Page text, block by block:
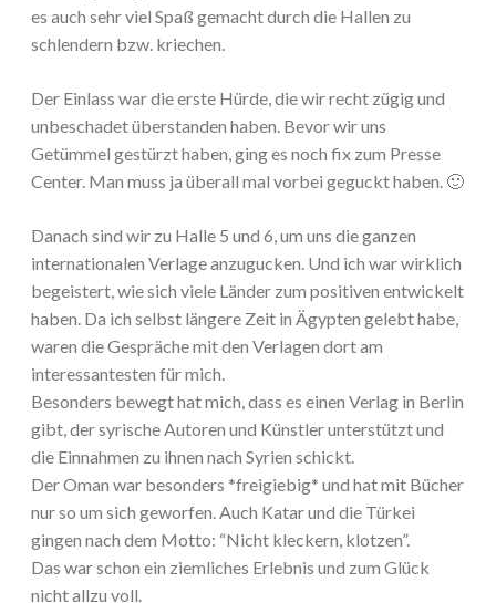
es auch sehr viel Spaß gemacht durch die Hallen zu
schlendern bzw. kriechen.
Der Einlass war die erste Hürde, die wir recht zügig und
unbeschadet überstanden haben. Bevor wir uns
Getümmel gestürzt haben, ging es noch fix zum Presse
Center. Man muss ja überall mal vorbei geguckt haben. 🙂
Danach sind wir zu Halle 5 und 6, um uns die ganzen
internationalen Verlage anzugucken. Und ich war wirklich
begeistert, wie sich viele Länder zum positiven entwickelt
haben. Da ich selbst längere Zeit in Ägypten gelebt habe,
waren die Gespräche mit den Verlagen dort am
interessantesten für mich.
Besonders bewegt hat mich, dass es einen Verlag in Berlin
gibt, der syrische Autoren und Künstler unterstützt und
die Einnahmen zu ihnen nach Syrien schickt.
Der Oman war besonders *freigiebig* und hat mit Bücher
nur so um sich geworfen. Auch Katar und die Türkei
gingen nach dem Motto: “Nicht kleckern, klotzen”.
Das war schon ein ziemliches Erlebnis und zum Glück
nicht allzu voll.